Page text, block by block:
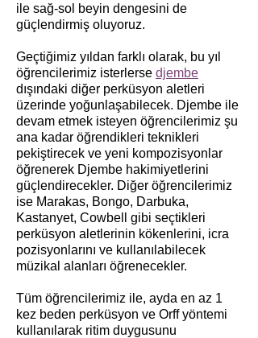
ile sağ-sol beyin dengesini de
güçlendirmiş oluyoruz.
Geçtiğimiz yıldan farklı olarak, bu yıl
öğrencilerimiz isterlerse djembe
dışındaki diğer perküsyon aletleri
üzerinde yoğunlaşabilecek. Djembe ile
devam etmek isteyen öğrencilerimiz şu
ana kadar öğrendikleri teknikleri
pekiştirecek ve yeni kompozisyonlar
öğrenerek Djembe hakimiyetlerini
güçlendirecekler. Diğer öğrencilerimiz
ise Marakas, Bongo, Darbuka,
Kastanyet, Cowbell gibi seçtikleri
perküsyon aletlerinin kökenlerini, icra
pozisyonlarını ve kullanılabilecek
müzikal alanları öğrenecekler.
Tüm öğrencilerimiz ile, ayda en az 1
kez beden perküsyon ve Orff yöntemi
kullanılarak ritim duygusunu